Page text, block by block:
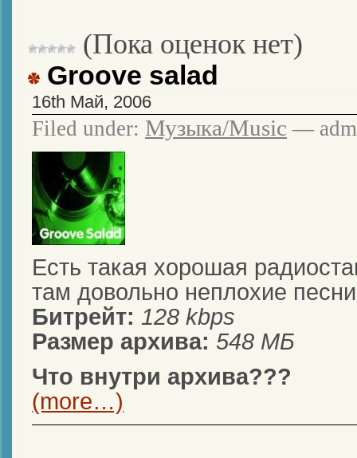
(Пока оценок нет)
Groove salad
16th Май, 2006
Filed under: Музыка/Music —
Есть такая хорошая
там довольно неплохие
Битрейт: 128 kbps
Размер архива: 548 МБ
Что внутри архива???
(more…)